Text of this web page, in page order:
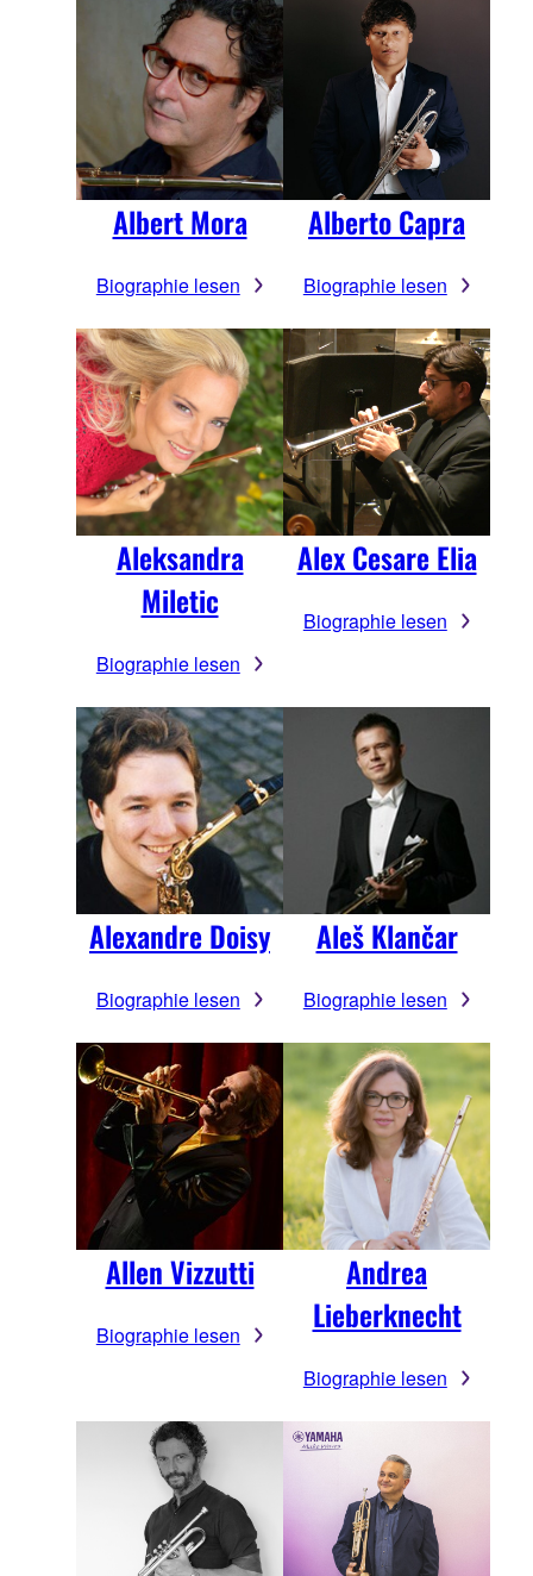
Albert Mora
Biographie lesen
Alberto Capra
Biographie lesen
Aleksandra
Miletic
Biographie lesen
Alex Cesare Elia
Biographie lesen
Alexandre Doisy
Biographie lesen
Aleš Klančar
Biographie lesen
Allen Vizzutti
Biographie lesen
Andrea
Lieberknecht
Biographie lesen